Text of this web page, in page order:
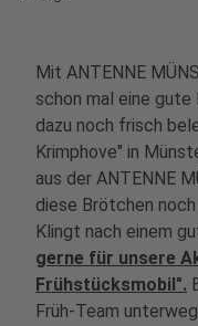
Mit ANTENNE
schon mal eine gute
dazu noch frisch
Krimphove" in
aus der ANTENNE
diese Brötchen
Klingt nach einem
gerne für unsere
Frühstücksmobil".
Früh-Team